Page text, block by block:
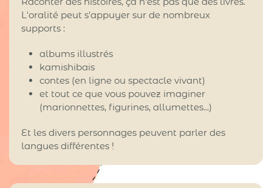
L'oralité peut s'appuyer sur de nombreux
supports :
albums illustrés
kamishibais
contes (en ligne ou spectacle vivant)
et tout ce que vous pouvez imaginer
(marionnettes, figurines, allumettes...)
Et les divers personnages peuvent parler des
langues différentes !